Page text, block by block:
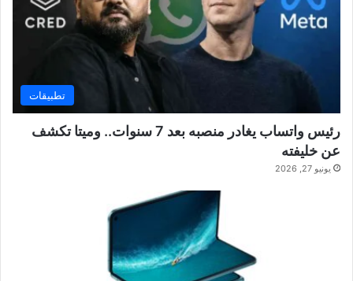
تطبيقات
رئيس واتساب يغادر منصبه بعد 7 سنوات.. وميتا تكشف
عن خليفته
يونيو 27, 2026